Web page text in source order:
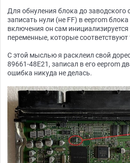
Для обнуления блока до заводского
записать нули (не FF) в eeprom
включения он сам
переменные, которые
С этой мыслью я расклеил свой
89661-48E21, записал в его eeprom
ошибка никуда не делась.